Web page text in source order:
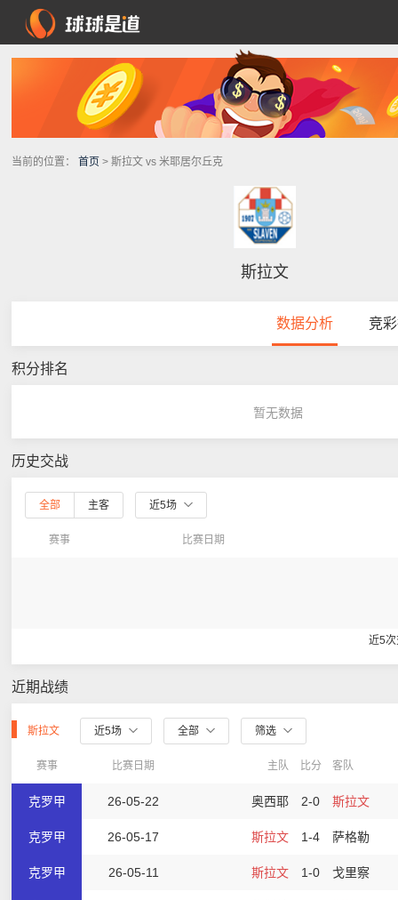
当前的位置： 首页 > 斯拉文 vs 米耶居尔丘克
斯拉文
数据分析 竞
积分排名
暂无数据
历史交战
全部 主客 近5场
赛事 比赛日期
近5
近期战绩
斯拉文 近5场 全部 筛选
赛事 比赛日期 主队 比分 客队
克罗甲 26-05-22 奥西耶 2-0 斯拉文
克罗甲 26-05-17 斯拉文 1-4 萨格勒
克罗甲 26-05-11 斯拉文 1-0 戈里察